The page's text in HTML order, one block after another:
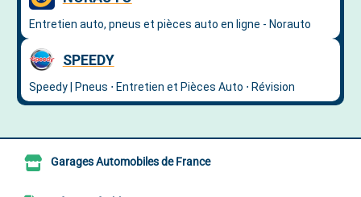
Garages Automobiles de France